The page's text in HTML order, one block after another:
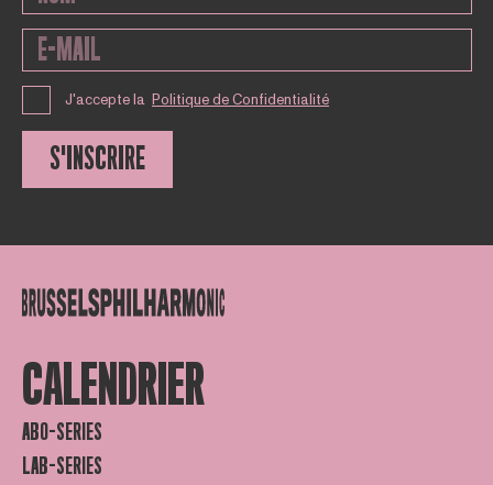
J'accepte la Politique de Confidentialité
S'INSCRIRE
CALENDRIER
ABO-SERIES
LAB-SERIES